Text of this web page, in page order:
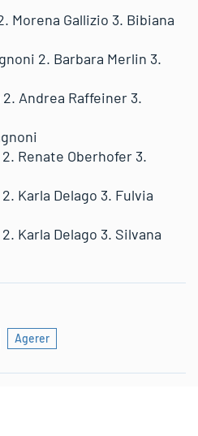
Morena Gallizio 3. Bibiana
2. Barbara Merlin 3.
2. Andrea Raffeiner 3.
2. Renate Oberhofer 3.
2. Karla Delago 3. Fulvia
2. Karla Delago 3. Silvana
Agerer